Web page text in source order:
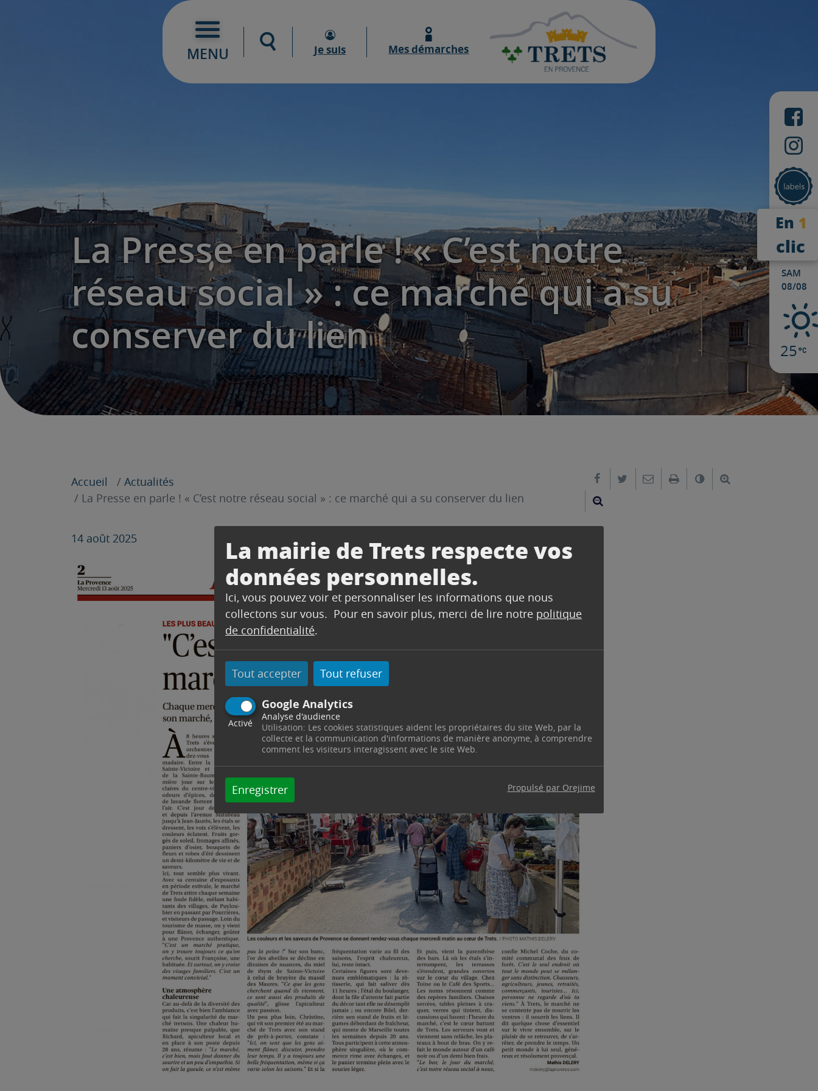
La mairie de Trets respecte vos
données personnelles.
Ici, vous pouvez voir et personnaliser les informations que nous
collectons sur vous. Pour en savoir plus, merci de lire notre politique
de confidentialité.
Tout accepter Tout refuser
Google Analytics
Activé
Analyse d'audience
Utilisation: Les cookies statistiques aident les propriétaires du site Web, par la
collecte et la communication d'informations de manière anonyme, à comprendre
comment les visiteurs interagissent avec le site Web.
Enregistrer Propulsé par Orejime
MENU
Moteur de recherche
Je suis Mes démarches
En 1
clic
SAM
08/08
25
La Presse en parle ! « C’est notre
réseau social » : ce marché qui a su
conserver du lien
Accueil
Actualités
La Presse en parle ! « C’est notre réseau social » : ce marché qui a su conserver du lien
Partager sur Facebook
Partager sur Twitter
Envoyer par e-mail
ImprimerChanger le contraste
14 août 2025